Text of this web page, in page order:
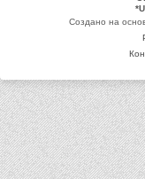
*
Создано на